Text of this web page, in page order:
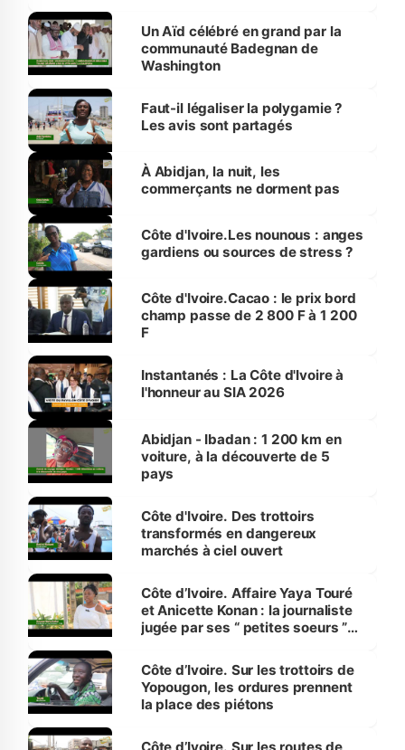
Un Aïd célébré en grand par la
communauté Badegnan de
Washington
Faut-il légaliser la polygamie ?
Les avis sont partagés
À Abidjan, la nuit, les
commerçants ne dorment pas
Côte d'Ivoire.Les nounous : anges
gardiens ou sources de stress ?
Côte d'Ivoire.Cacao : le prix bord
champ passe de 2 800 F à 1 200
F
Instantanés : La Côte d'Ivoire à
l'honneur au SIA 2026
Abidjan - Ibadan : 1 200 km en
voiture, à la découverte de 5
pays
Côte d'Ivoire. Des trottoirs
transformés en dangereux
marchés à ciel ouvert
Côte d’Ivoire. Affaire Yaya Touré
et Anicette Konan : la journaliste
jugée par ses “ petites soeurs ”
Côte d’Ivoire. Sur les trottoirs de
Yopougon, les ordures prennent
la place des piétons